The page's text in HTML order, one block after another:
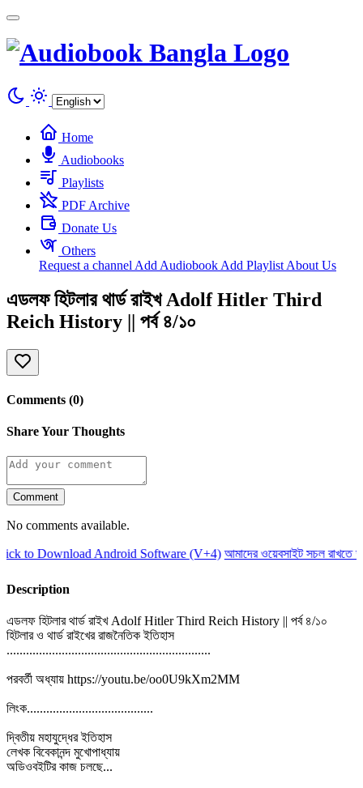
Home
Audiobooks
Playlists
PDF Archive
Donate Us
Others
Request a channel Add Audiobook Add Playlist About Us
এডলফ হিটলার থার্ড রাইখ Adolf Hitler Third
Reich History || পর্ব ৪/১০
Comments (0)
Share Your Thoughts
Comment
No comments available.
to Download Android Software (V+4) আমাদের ওয়েবসাইট সচল রাখতে
Description
এডলফ হিটলার থার্ড রাইখ Adolf Hitler Third Reich History || পর্ব ৪/১০
হিটলার ও থার্ড রাইখের রাজনৈতিক ইতিহাস
...............................................................
পরবর্তী অধ্যায় https://youtu.be/oo0U9kXm2MM
লিংক.......................................
দ্বিতীয় মহাযুদ্ধের ইতিহাস
লেখক বিবেকানন্দ মুখোপাধ্যায়
অডিওবইটির কাজ চলছে...